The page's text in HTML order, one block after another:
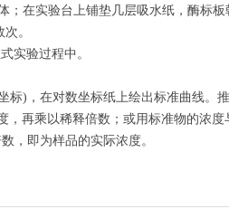
在实验台上铺垫几层吸水纸，酶标
。
实验过程中。
)，在对数坐标纸上绘出标准曲线。
，再乘以稀释倍数；或用标准物的浓
，即为样品的实际浓度。